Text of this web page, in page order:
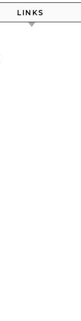
LINKS